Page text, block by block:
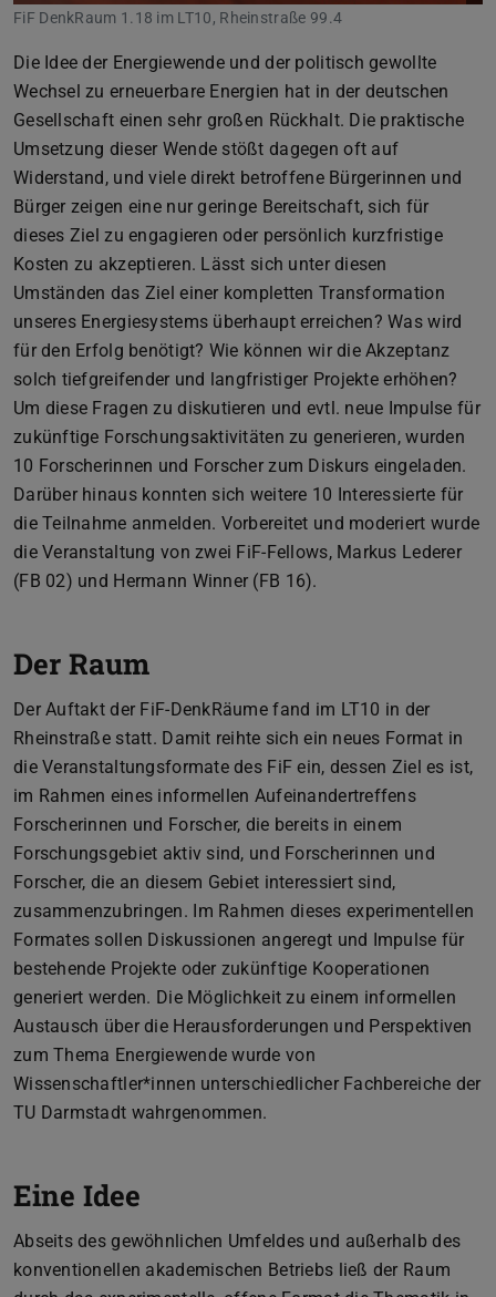
FiF DenkRaum 1.18 im LT10, Rheinstraße 99.4
Die Idee der Energiewende und der politisch gewollte
Wechsel zu erneuerbare Energien hat in der deutschen
Gesellschaft einen sehr großen Rückhalt. Die praktische
Umsetzung dieser Wende stößt dagegen oft auf
Widerstand, und viele direkt betroffene Bürgerinnen und
Bürger zeigen eine nur geringe Bereitschaft, sich für
dieses Ziel zu engagieren oder persönlich kurzfristige
Kosten zu akzeptieren. Lässt sich unter diesen
Umständen das Ziel einer kompletten Transformation
unseres Energiesystems überhaupt erreichen? Was wird
für den Erfolg benötigt? Wie können wir die Akzeptanz
solch tiefgreifender und langfristiger Projekte erhöhen?
Um diese Fragen zu diskutieren und evtl. neue Impulse für
zukünftige Forschungsaktivitäten zu generieren, wurden
10 Forscherinnen und Forscher zum Diskurs eingeladen.
Darüber hinaus konnten sich weitere 10 Interessierte für
die Teilnahme anmelden. Vorbereitet und moderiert wurde
die Veranstaltung von zwei FiF-Fellows, Markus Lederer
(FB 02) und Hermann Winner (FB 16).
Der Raum
Der Auftakt der FiF-DenkRäume fand im LT10 in der
Rheinstraße statt. Damit reihte sich ein neues Format in
die Veranstaltungsformate des FiF ein, dessen Ziel es ist,
im Rahmen eines informellen Aufeinandertreffens
Forscherinnen und Forscher, die bereits in einem
Forschungsgebiet aktiv sind, und Forscherinnen und
Forscher, die an diesem Gebiet interessiert sind,
zusammenzubringen. Im Rahmen dieses experimentellen
Formates sollen Diskussionen angeregt und Impulse für
bestehende Projekte oder zukünftige Kooperationen
generiert werden. Die Möglichkeit zu einem informellen
Austausch über die Herausforderungen und Perspektiven
zum Thema Energiewende wurde von
Wissenschaftler*innen unterschiedlicher Fachbereiche der
TU Darmstadt wahrgenommen.
Eine Idee
Abseits des gewöhnlichen Umfeldes und außerhalb des
konventionellen akademischen Betriebs ließ der Raum